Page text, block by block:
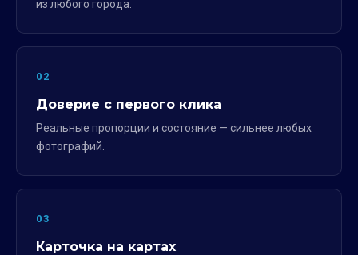
из любого города.
02
Доверие с первого клика
Реальные пропорции и состояние — сильнее любых
фотографий.
03
Карточка на картах